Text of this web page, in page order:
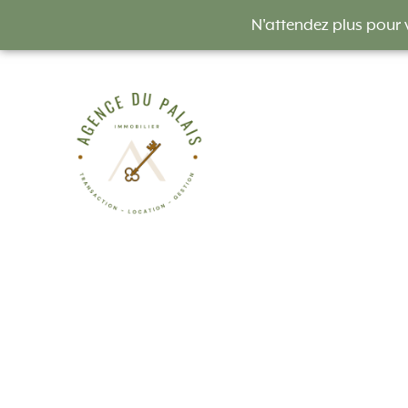
N'attendez plus pour